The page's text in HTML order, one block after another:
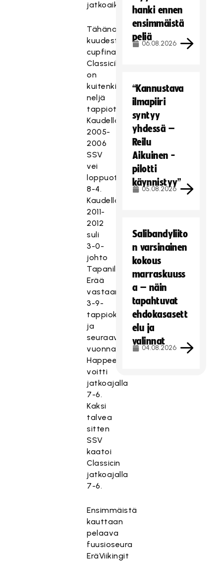
jatkoaikamaalilla.
Tähänastisista
kuudesta
cupfinaalistaan
Classicilla
on
kuitenkin
neljä
tappiota.
Kaudella
2005-
2006
SSV
vei
loppuottelun
8-4.
Kaudella
2011-
2012
suli
3-0-
johto
Tapanilan
Erää
vastaan
3-9-
tappioksi
ja
seuraavana
vuonna
Happee
voitti
jatkoajalla
7-6.
Kaksi
talvea
sitten
SSV
kaatoi
Classicin
jatkoajalla
7-6.
Ensimmäistä
kauttaan
pelaava
fuusioseura
EräViikingit
hanki ennen
ensimmäistä
peliä
06.08.2026
“Kannustava
ilmapiiri
syntyy
yhdessä –
Reilu
Aikuinen -
pilotti
käynnistyy”
05.08.2026
Salibandyliito
n varsinainen
kokous
marraskuuss
a – näin
tapahtuvat
ehdokasasett
elu ja
valinnat
04.08.2026